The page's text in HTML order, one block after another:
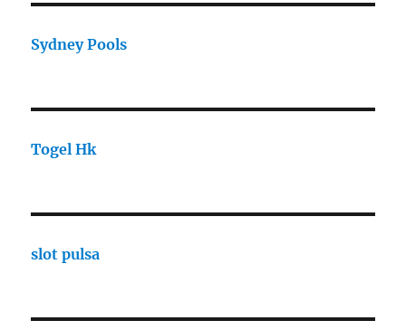
Sydney Pools
Togel Hk
slot pulsa